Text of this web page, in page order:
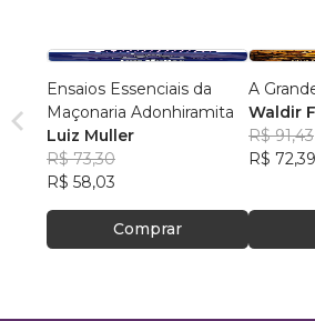
Ensaios Essenciais da
Maçonaria Adonhiramita
Luiz Muller
R$ 73,30
R$ 58,03
Comprar
A
Waldir
R$ 91,43
R$ 72,39